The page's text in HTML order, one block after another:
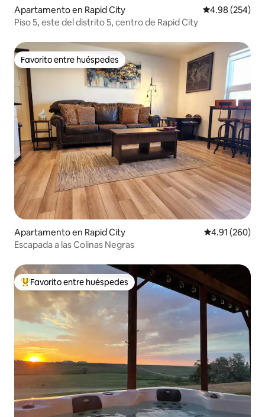
Apartamento en Rapid City Calificación
4.98 (254)
Piso 5, este del distrito 5, centro de Rapid City
Favorito entre huéspedes
Favorito entre huéspedes
Apartamento en Rapid City Calificación
4.91 (260)
Escapada a las Colinas Negras
Favorito entre huéspedes preferido
Favorito entre huéspedes